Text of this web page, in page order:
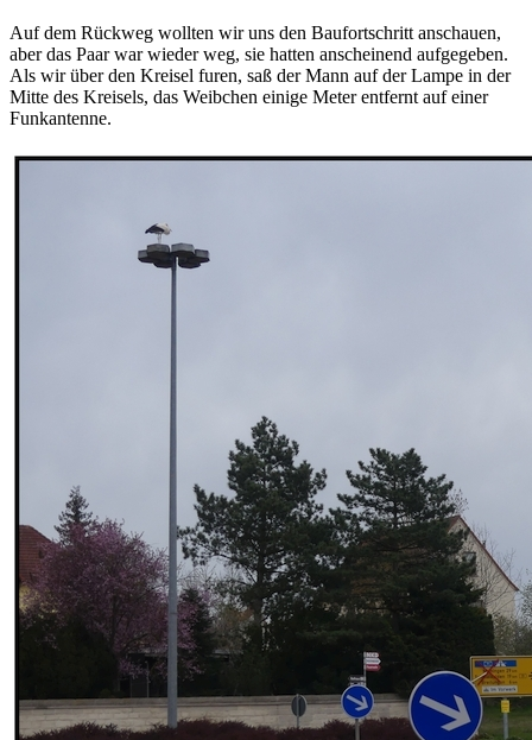
Auf dem Rückweg wollten wir uns den Baufortschritt anschauen,
aber das Paar war wieder weg, sie hatten anscheinend aufgegeben.
Als wir über den Kreisel furen, saß der Mann auf der Lampe in der
Mitte des Kreisels, das Weibchen einige Meter entfernt auf einer
Funkantenne.